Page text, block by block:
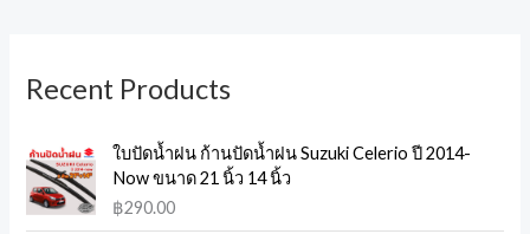
Recent Products
ใบปัดน้ำฝน ก้านปัดน้ำฝน Suzuki Celerio ปี 2014-
Now ขนาด 21 นิ้ว 14 นิ้ว
฿290.00
p
o
d
p
o
d
0
r
o
0
r
o
0
r
o
7
r
o
r
o
9
r
o
0
r
o
1
r
o